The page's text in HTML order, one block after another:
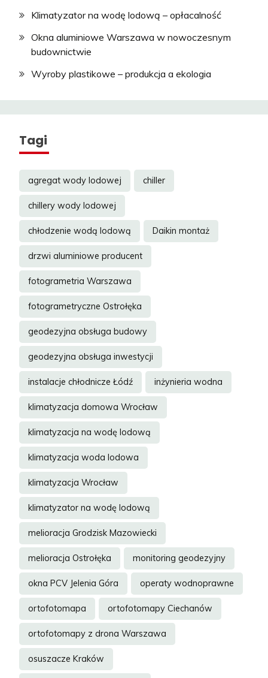
Klimatyzator na wodę lodową – opłacalność
Okna aluminiowe Warszawa w nowoczesnym
budownictwie
Wyroby plastikowe – produkcja a ekologia
Tagi
agregat wody lodowej chiller
chillery wody lodowej
chłodzenie wodą lodową Daikin montaż
drzwi aluminiowe producent
fotogrametria Warszawa
fotogrametryczne Ostrołęka
geodezyjna obsługa budowy
geodezyjna obsługa inwestycji
instalacje chłodnicze Łódź inżynieria wodna
klimatyzacja domowa Wrocław
klimatyzacja na wodę lodową
klimatyzacja woda lodowa
klimatyzacja Wrocław
klimatyzator na wodę lodową
melioracja Grodzisk Mazowiecki
melioracja Ostrołęka monitoring geodezyjny
okna PCV Jelenia Góra operaty wodnoprawne
ortofotomapa ortofotomapy Ciechanów
ortofotomapy z drona Warszawa
osuszacze Kraków